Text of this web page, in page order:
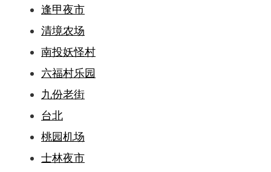
逢甲夜市
清境农场
南投妖怪村
六福村乐园
九份老街
台北
桃园机场
士林夜市